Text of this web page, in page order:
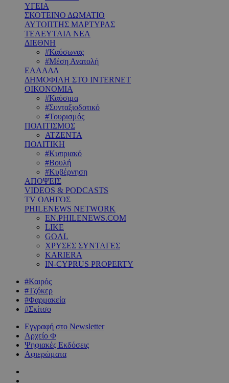
ΥΓΕΙΑ
ΣΚΟΤΕΙΝΟ ΔΩΜΑΤΙΟ
ΑΥΤΟΠΤΗΣ ΜΑΡΤΥΡΑΣ
ΤΕΛΕΥΤΑΙΑ ΝΕΑ
ΔΙΕΘΝΗ
#Καύσωνας
#Μέση Ανατολή
ΕΛΛΑΔΑ
ΔΗΜΟΦΙΛΗ ΣΤΟ INTERNET
ΟΙΚΟΝΟΜΙΑ
#Καύσιμα
#Συνταξιοδοτικό
#Τουρισμός
ΠΟΛΙΤΙΣΜΟΣ
ΑΤΖΕΝΤΑ
ΠΟΛΙΤΙΚΗ
#Κυπριακό
#Βουλή
#Κυβέρνηση
ΑΠΟΨΕΙΣ
VIDEOS & PODCASTS
TV ΟΔΗΓΟΣ
PHILENEWS NETWORK
EN.PHILENEWS.COM
LIKE
GOAL
ΧΡΥΣΕΣ ΣΥΝΤΑΓΕΣ
KARIERA
IN-CYPRUS PROPERTY
#Καιρός
#Τζόκερ
#Φαρμακεία
#Σκίτσο
Εγγραφή στο Newsletter
Αρχείο Φ
Ψηφιακές Εκδόσεις
Αφιερώματα